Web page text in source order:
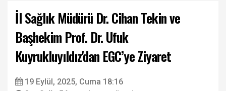
İl Sağlık Müdürü Dr. Cihan Tekin ve
Başhekim Prof. Dr. Ufuk
Kuyrukluyıldız'dan EGC’ye Ziyaret
19 Eylül, 2025, Cuma 18:16